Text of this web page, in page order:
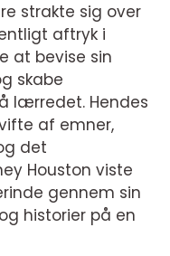
strakte sig over
aftryk i
at bevise sin
skabe
lærredet. Hendes
af emner,
det
Houston viste
gennem sin
historier på en